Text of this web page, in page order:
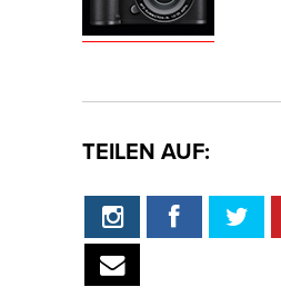
TEILEN AUF: